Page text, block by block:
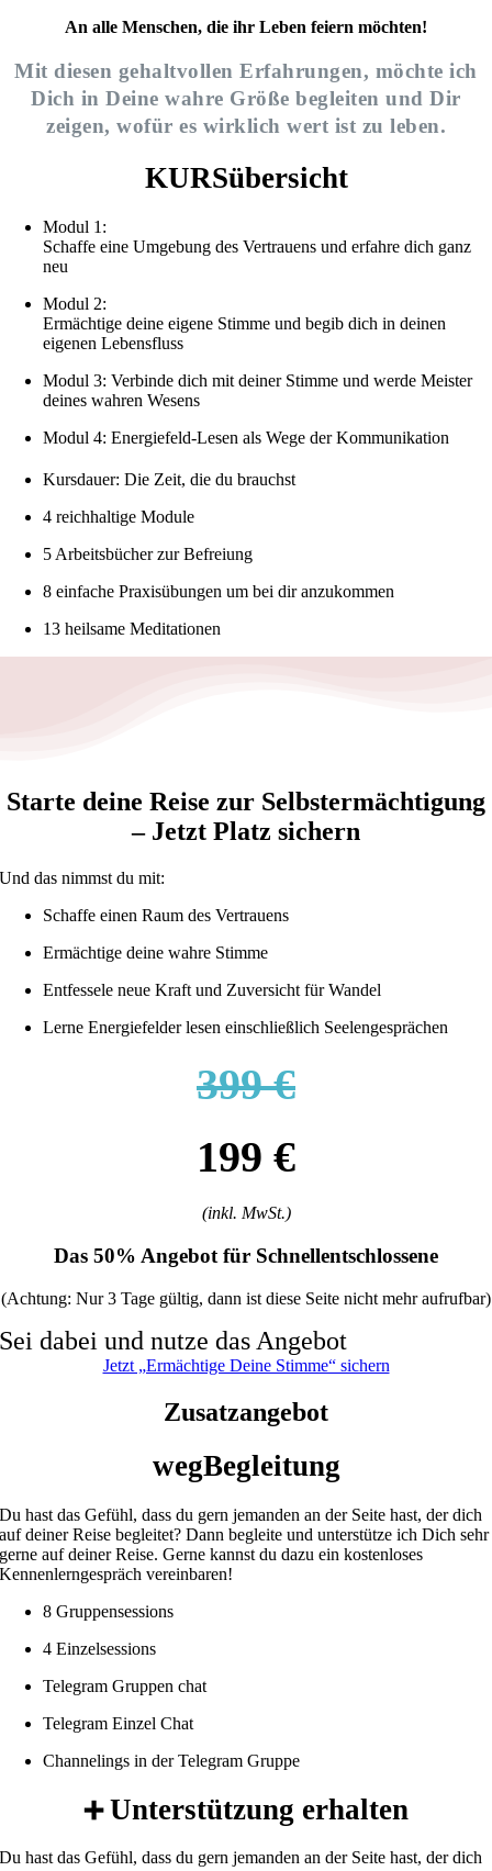
An alle Menschen, die ihr Leben feiern möchten!
Mit diesen gehaltvollen Erfahrungen, möchte ich
Dich in Deine wahre Größe begleiten und Dir
zeigen, wofür es wirklich wert ist zu leben.
KURSübersicht
Modul 1:
Schaffe eine Umgebung des Vertrauens und erfahre dich ganz
neu
Modul 2:
Ermächtige deine eigene Stimme und begib dich in deinen
eigenen Lebensfluss
Modul 3: Verbinde dich mit deiner Stimme und werde Meister
deines wahren Wesens
Modul 4: Energiefeld-Lesen als Wege der Kommunikation
Kursdauer: Die Zeit, die du brauchst
4 reichhaltige Module
5 Arbeitsbücher zur Befreiung
8 einfache Praxisübungen um bei dir anzukommen
13 heilsame Meditationen
Starte deine Reise zur Selbstermächtigung
– Jetzt Platz sichern
Und das nimmst du mit:
Schaffe einen Raum des Vertrauens
Ermächtige deine wahre Stimme
Entfessele neue Kraft und Zuversicht für Wandel
Lerne Energiefelder lesen einschließlich Seelengesprächen
399 €
199 €
(inkl. MwSt.)
Das 50% Angebot für Schnellentschlossene
(Achtung: Nur 3 Tage gültig, dann ist diese Seite nicht mehr aufrufbar)
Sei dabei und nutze das Angebot
Jetzt „Ermächtige Deine Stimme“ sichern
Zusatzangebot
wegBegleitung
Du hast das Gefühl, dass du gern jemanden an der Seite hast, der dich
auf deiner Reise begleitet? Dann begleite und unterstütze ich Dich sehr
gerne auf deiner Reise. Gerne kannst du dazu ein kostenloses
Kennenlerngespräch vereinbaren!
8 Gruppensessions
4 Einzelsessions
Telegram Gruppen chat
Telegram Einzel Chat
Channelings in der Telegram Gruppe
➕Unterstützung erhalten
Du hast das Gefühl, dass du gern jemanden an der Seite hast, der dich